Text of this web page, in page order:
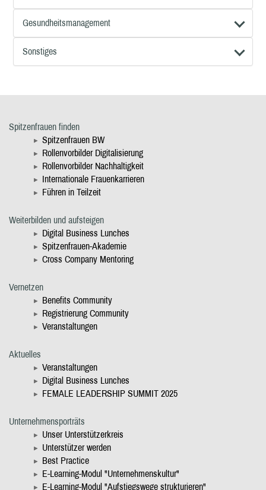
Gesundheitsmanagement
Sonstiges
Spitzenfrauen finden
Spitzenfrauen BW
Rollenvorbilder Digitalisierung
Rollenvorbilder Nachhaltigkeit
Internationale Frauenkarrieren
Führen in Teilzeit
Weiterbilden und aufsteigen
Digital Business Lunches
Spitzenfrauen-Akademie
Cross Company Mentoring
Vernetzen
Benefits Community
Registrierung Community
Veranstaltungen
Aktuelles
Veranstaltungen
Digital Business Lunches
FEMALE LEADERSHIP SUMMIT 2025
Unternehmensporträts
Unser Unterstützerkreis
Unterstützer werden
Best Practice
E-Learning-Modul "Unternehmenskultur"
E-Learning-Modul "Aufstiegswege strukturieren"